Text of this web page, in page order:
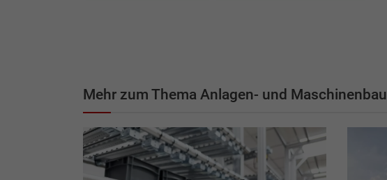
Mehr zum Thema Anlagen- und Maschinenbau